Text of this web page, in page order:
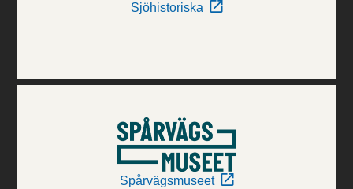
Sjöhistoriska
Spårvägsmuseet